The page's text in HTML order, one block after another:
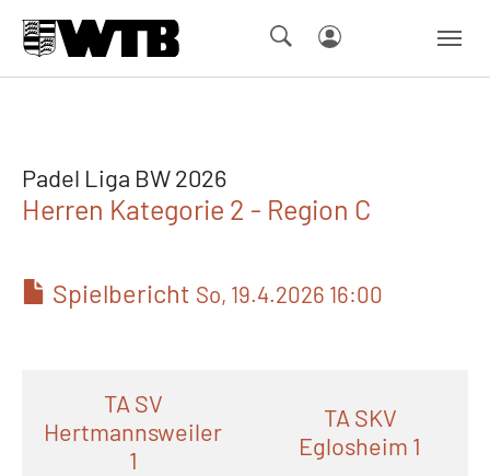
Padel Liga BW 2026
Herren Kategorie 2 - Region C
Spielbericht So, 19.4.2026 16:00
TA SV
Hertmannsweiler
1
TA SKV
Eglosheim 1